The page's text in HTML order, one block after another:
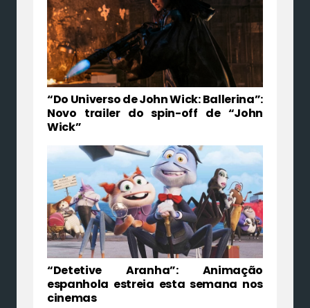
“Do Universo de John Wick: Ballerina”:
Novo trailer do spin-off de “John
Wick”
“Detetive Aranha”: Animação
espanhola estreia esta semana nos
cinemas